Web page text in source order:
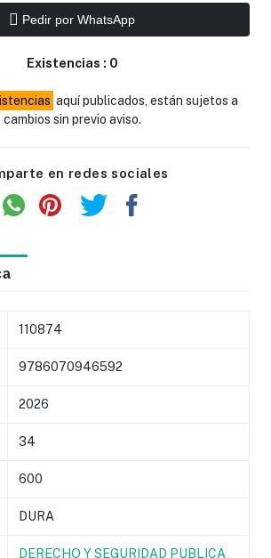
Pedir por WhatsApp
Existencias : 0
aquí publicados, están sujetos a
cambios sin previo aviso.
en redes sociales
110874
9786070946592
2026
34
600
DURA
DERECHO Y SEGURIDAD PUBLICA